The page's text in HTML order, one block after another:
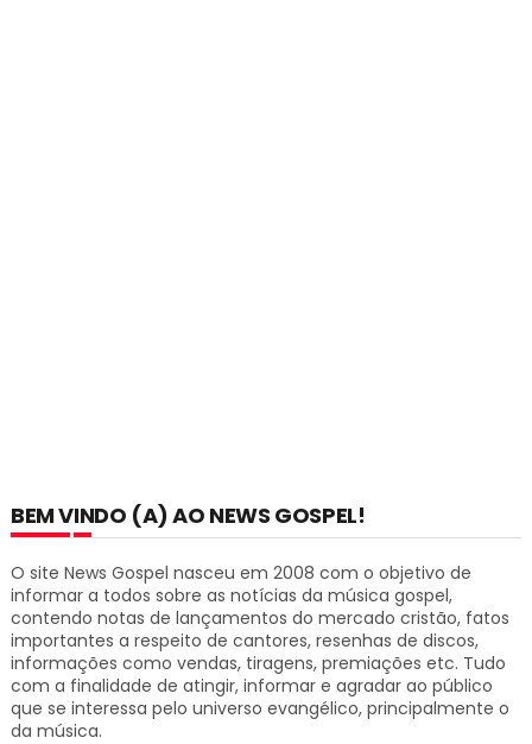
BEM VINDO (A) AO NEWS GOSPEL!
O site News Gospel nasceu em 2008 com o objetivo de
informar a todos sobre as notícias da música gospel,
contendo notas de lançamentos do mercado cristão, fatos
importantes a respeito de cantores, resenhas de discos,
informações como vendas, tiragens, premiações etc. Tudo
com a finalidade de atingir, informar e agradar ao público
que se interessa pelo universo evangélico, principalmente o
da música.